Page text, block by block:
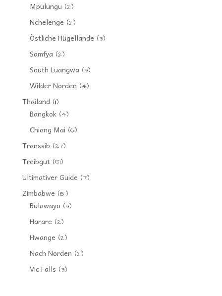
Mpulungu(2)
Nchelenge (2)
Östliche Hügellande (3)
Samfya(2)
South Luangwa(3)
Wilder Norden (4)
Thailand(11)
Bangkok(4)
Chiang Mai (6)
Transsib (27)
Treibgut(51)
Ultimativer Guide (7)
Zimbabwe (15)
Bulawayo (3)
Harare (2)
Hwange (2)
Nach Norden (2)
Vic Falls (3)